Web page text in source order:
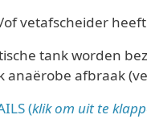
of vetafscheider
tank worden
anaërobe afbraak
(klik om uit te